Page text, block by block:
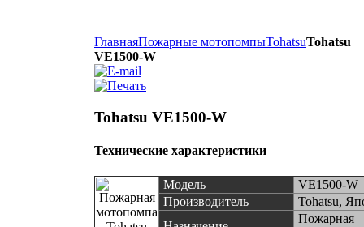
ГлавнаяПожарные мотопомпыTohatsuTohatsu
VE1500-W
Tohatsu VE1500-W
Технические характеристики
Модель
VE1500-W
Производитель
Tohatsu,
Пожарная